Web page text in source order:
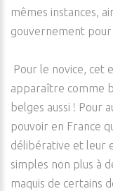
mêmes instances,
gouvernement
Pour le novice, cet
apparaître comme
belges aussi ! Pour
pouvoir en France
délibérative et leur
simples non plus à
maquis de certains